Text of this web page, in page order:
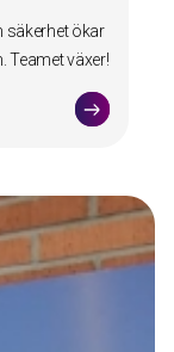
säkerhet ökar
Teamet växer!